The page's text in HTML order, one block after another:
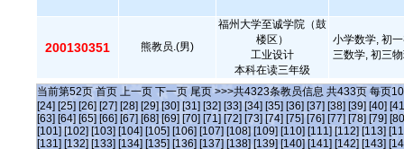
200130351 熊教员.(男)
福州大学至诚学院（鼓
楼区）
工业设计
本科在读三年级
小学数学, 初
三数学, 初三
当前第52页 首页 上一页 下一页 尾页 >>>共4323条教员信息 共433页 每页10
[24] [25] [26] [27] [28] [29] [30] [31] [32] [33] [34] [35] [36] [37] [38] [39] [40]
[63] [64] [65] [66] [67] [68] [69] [70] [71] [72] [73] [74] [75] [76] [77] [78] [79]
[101] [102] [103] [104] [105] [106] [107] [108] [109] [110] [111] [112] [113]
[131] [132] [133] [134] [135] [136] [137] [138] [139] [140] [141] [142] [143]